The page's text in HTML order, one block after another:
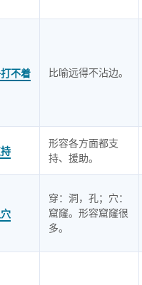
不着 比喻远得不沾边。
形容各方面都支
持、援助。
穿：洞，孔；穴：
窟窿。形容窟窿很
多。